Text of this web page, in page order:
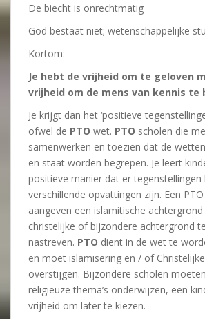
De biecht is onrechtmatig
God bestaat niet; wetenschappelijke
Kortom:
Je hebt de vrijheid om te geloven
vrijheid om de mens van kennis te
Je krijgt dan het ‘positieve
ofwel de PTO wet. PTO scholen die
samenwerken en toezien dat de
en staat worden begrepen. Je leert
positieve manier dat er
verschillende opvattingen zijn. Een
aangeven een islamitische
christelijke of bijzondere achtergrond
nastreven. PTO dient in de wet te
en moet islamisering en / of
overstijgen. Bijzondere scholen
religieuze thema’s onderwijzen, een
vrijheid om later te kiezen.